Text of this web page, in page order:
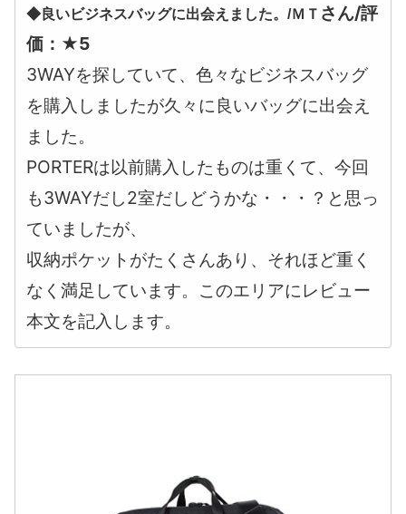
◆良いビジネスバッグに出会えました。/ＭＴ さん/評
価：★5
3WAYを探していて、色々なビジネスバッグ
を購入しましたが久々に良いバッグに出会え
ました。
PORTERは以前購入したものは重くて、今回
も3WAYだし2室だしどうかな・・・？と思っ
ていましたが、
収納ポケットがたくさんあり、それほど重く
なく満足しています。このエリアにレビュー
本文を記入します。